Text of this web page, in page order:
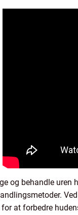
og behandle
at forbedre